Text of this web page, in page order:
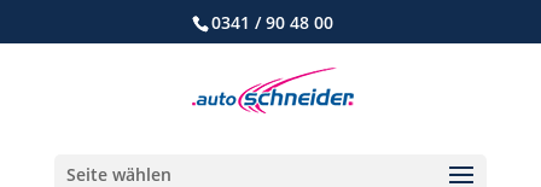
0341 / 90 48 00
Seite wählen